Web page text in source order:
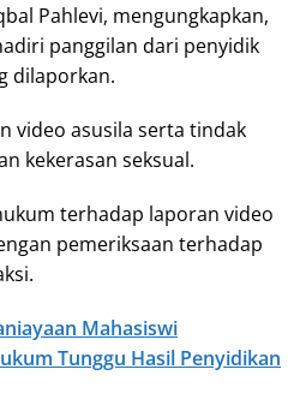
Pahlevi, mengungkapkan,
panggilan dari penyidik
dilaporkan.
video asusila serta tindak
kekerasan seksual.
terhadap laporan video
pemeriksaan terhadap
Mahasiswi
Tunggu Hasil Penyidikan